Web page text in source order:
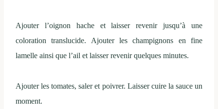
Ajouter l’oignon hache et laisser revenir jusqu’à une
coloration translucide. Ajouter les champignons en fine
lamelle ainsi que l’ail et laisser revenir quelques minutes.
Ajouter les tomates, saler et poivrer. Laisser cuire la sauce un
moment.